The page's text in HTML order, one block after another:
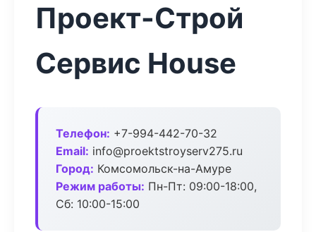
Проект-Строй
Сервис House
Телефон: +7-994-442-70-32
Email: info@proektstroyserv275.ru
Город: Комсомольск-на-Амуре
Режим работы: Пн-Пт: 09:00-18:00,
Сб: 10:00-15:00